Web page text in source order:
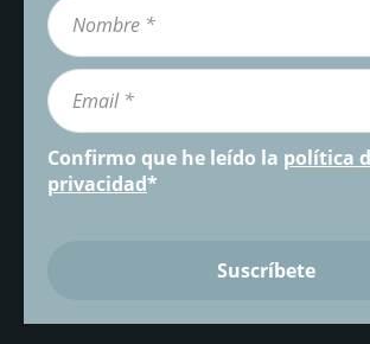
Confirmo que he leído la política
privacidad*